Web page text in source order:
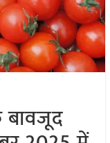
बावजूद